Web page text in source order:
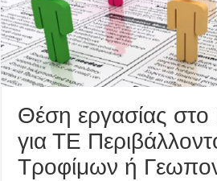
Θέση εργασίας στο
για ΤΕ
Τροφίμων ή